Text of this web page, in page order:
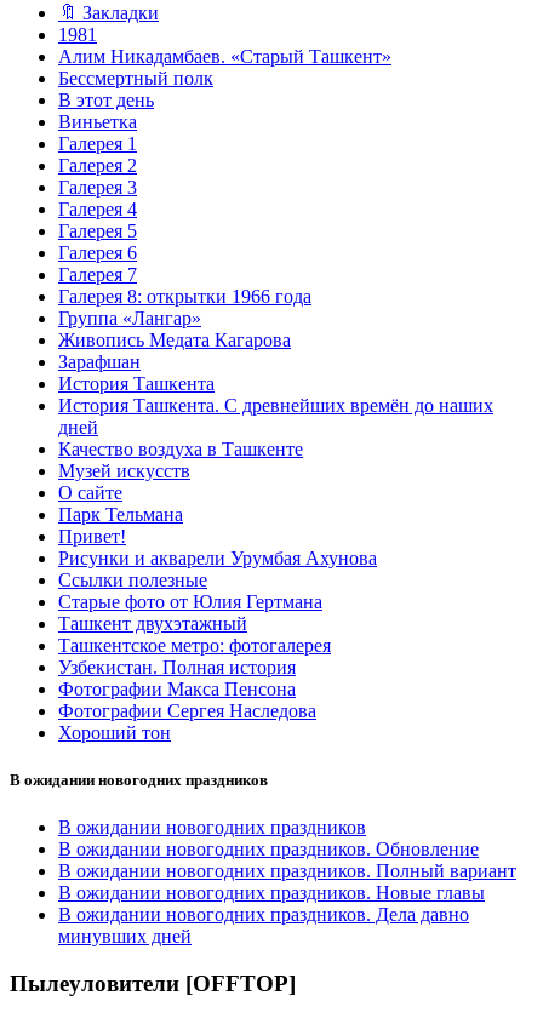
🔖 Закладки
1981
Алим Никадамбаев. «Старый Ташкент»
Бессмертный полк
В этот день
Виньетка
Галерея 1
Галерея 2
Галерея 3
Галерея 4
Галерея 5
Галерея 6
Галерея 7
Галерея 8: открытки 1966 года
Группа «Лангар»
Живопись Медата Кагарова
Зарафшан
История Ташкента
История Ташкента. С древнейших времён до наших
дней
Качество воздуха в Ташкенте
Музей искусств
О сайте
Парк Тельмана
Привет!
Рисунки и акварели Урумбая Ахунова
Ссылки полезные
Старые фото от Юлия Гертмана
Ташкент двухэтажный
Ташкентское метро: фотогалерея
Узбекистан. Полная история
Фотографии Макса Пенсона
Фотографии Сергея Наследова
Хороший тон
В ожидании новогодних праздников
В ожидании новогодних праздников
В ожидании новогодних праздников. Обновление
В ожидании новогодних праздников. Полный вариант
В ожидании новогодних праздников. Новые главы
В ожидании новогодних праздников. Дела давно
минувших дней
Пылеуловители [OFFTOP]